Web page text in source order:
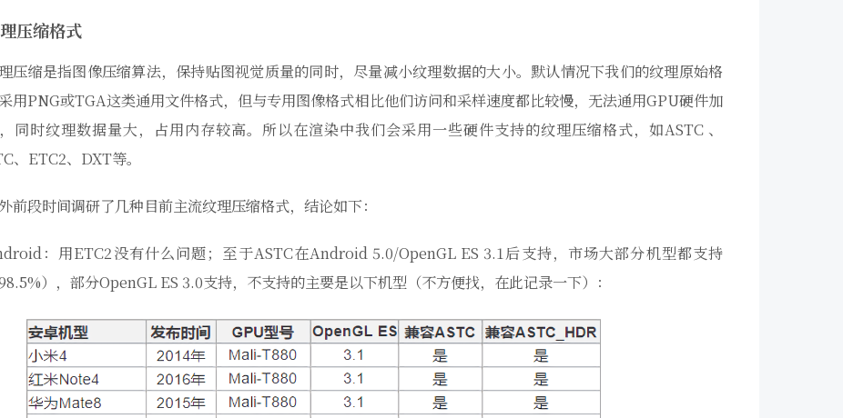
压缩格式
压缩是指图像压缩算法，保持贴图视觉质量的同时，尽量减小纹理数据的大小。默认情况下我们的纹理原始格
用PNG或TGA这类通用文件格式，但与专用图像格式相比他们访问和采样速度都比较慢，无法通用GPU硬件加
同时纹理数据量大，占用内存较高。所以在渲染中我们会采用一些硬件支持的纹理压缩格式，如ASTC 、
、ETC2、DXT等。
前段时间调研了几种目前主流纹理压缩格式，结论如下：
：用ETC2没有什么问题；至于ASTC在Android 5.0/OpenGL ES 3.1后支持，市场大部分机型都支持
98.5%），部分OpenGL ES 3.0支持，不支持的主要是以下机型（不方便找，在此记录一下）：